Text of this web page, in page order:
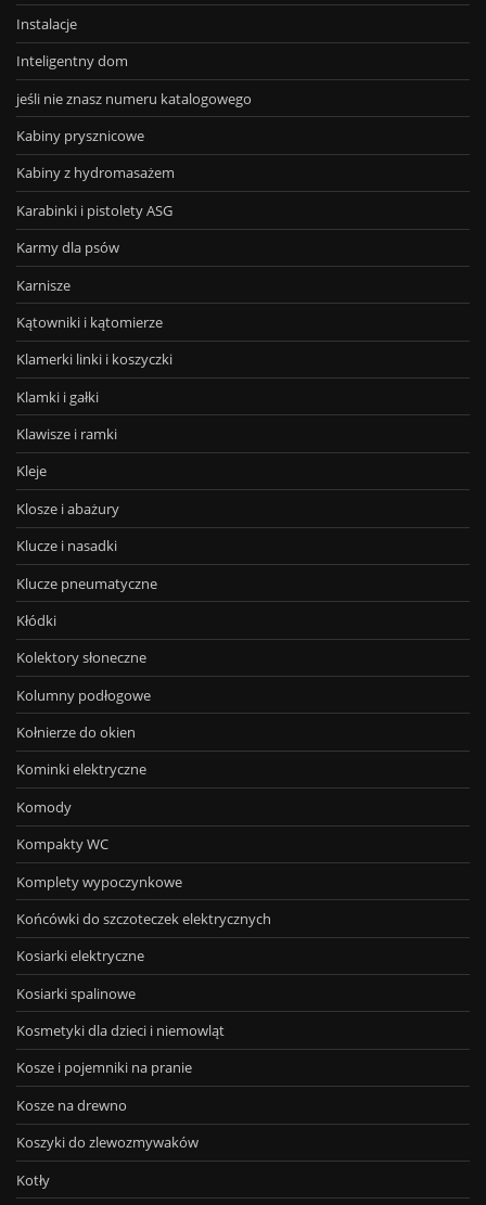
Instalacje
Inteligentny dom
jeśli nie znasz numeru katalogowego
Kabiny prysznicowe
Kabiny z hydromasażem
Karabinki i pistolety ASG
Karmy dla psów
Karnisze
Kątowniki i kątomierze
Klamerki linki i koszyczki
Klamki i gałki
Klawisze i ramki
Kleje
Klosze i abażury
Klucze i nasadki
Klucze pneumatyczne
Kłódki
Kolektory słoneczne
Kolumny podłogowe
Kołnierze do okien
Kominki elektryczne
Komody
Kompakty WC
Komplety wypoczynkowe
Końcówki do szczoteczek elektrycznych
Kosiarki elektryczne
Kosiarki spalinowe
Kosmetyki dla dzieci i niemowląt
Kosze i pojemniki na pranie
Kosze na drewno
Koszyki do zlewozmywaków
Kotły